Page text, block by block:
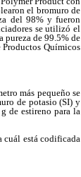
el bromuro de
del 98% y fueron
se utilizó el
pureza de 99.5% de
Químicos
más pequeño se
de potasio (SI) y
de estireno para la
cuál está codificada